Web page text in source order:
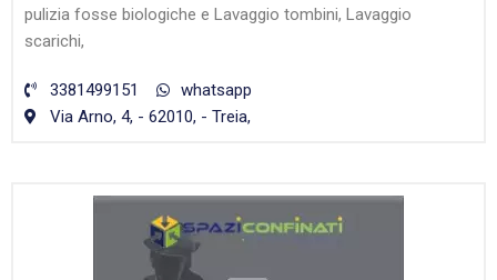
pulizia fosse biologiche e Lavaggio tombini, Lavaggio
scarichi,
3381499151
whatsapp
Via Arno, 4, - 62010, - Treia,